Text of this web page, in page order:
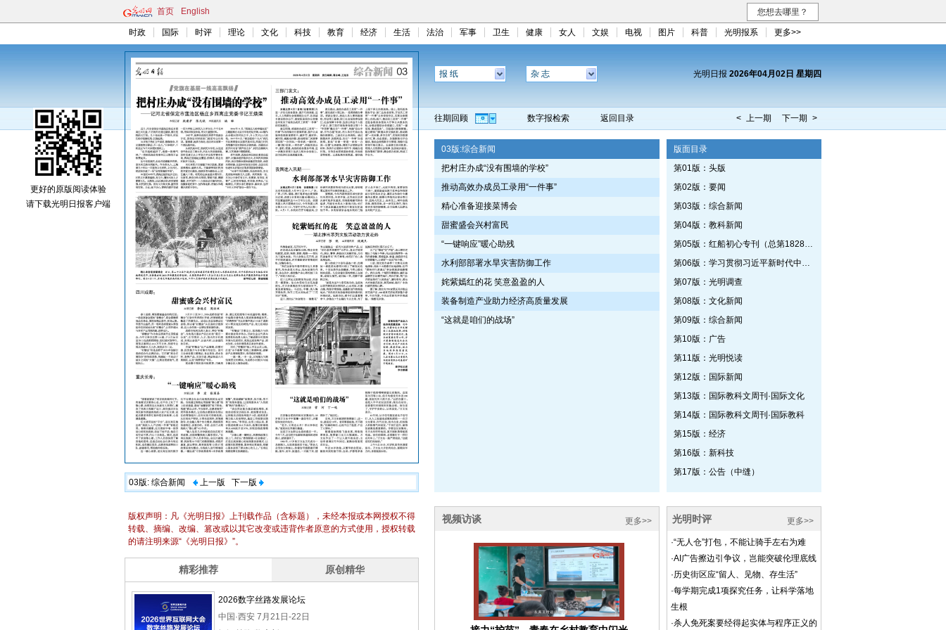
首页 English 您想去哪里？
时政 国际 时评 理论 文化 科技 教育 经济 生活 法治 军事 卫生 健康 女人 文娱 电视 图片 科普 光明报系 更多>>
03版: 综合新闻 上一版 下一版
报 纸 杂 志 光明日报 2026年04月02日 星期四
往期回顾 数字报检索 返回目录 < 上一期 下一期 >
03版:综合新闻
把村庄办成“没有围墙的学校”
推动高效办成员工录用“一件事”
精心准备迎接菜博会
甜蜜盛会兴村富民
“一键响应”暖心助残
水利部部署水旱灾害防御工作
姹紫嫣红的花 笑意盈盈的人
装备制造产业助力经济高质量发展
“这就是咱们的战场”
版面目录
第01版：头版
第02版：要闻
第03版：综合新闻
第04版：教科新闻
第05版：红船初心专刊（总第1828期）
第06版：学习贯彻习近平新时代中国特色社会主义思想专刊
第07版：光明调查
第08版：文化新闻
第09版：综合新闻
第10版：广告
第11版：光明悦读
第12版：国际新闻
第13版：国际教科文周刊·国际文化
第14版：国际教科文周刊·国际教科
第15版：经济
第16版：新科技
第17版：公告（中缝）
更好的原版阅读体验
请下载光明日报客户端